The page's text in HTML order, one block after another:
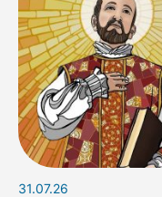
31.07.26